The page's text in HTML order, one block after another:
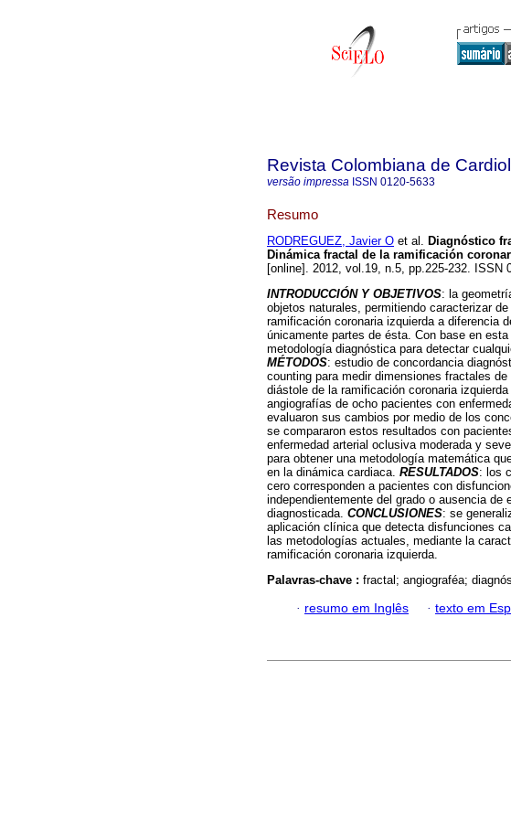
Revista Colombiana de
versão impressa ISSN 0120-5633
Resumo
RODREGUEZ, Javier O et al. Diagnóstico
Dinámica fractal de la ramificación
[online]. 2012, vol.19, n.5, pp.225-232. ISSN
INTRODUCCIÓN Y OBJETIVOS: la
objetos naturales, permitiendo caracterizar
ramificación coronaria izquierda a diferencia
únicamente partes de ésta. Con base en
metodología diagnóstica para detectar
MÉTODOS: estudio de concordancia
counting para medir dimensiones fractales
diástole de la ramificación coronaria
angiografías de ocho pacientes con
evaluaron sus cambios por medio de los
se compararon estos resultados con
enfermedad arterial oclusiva moderada y
para obtener una metodología matemática
en la dinámica cardiaca. RESULTADOS: los
cero corresponden a pacientes con
independientemente del grado o ausencia de
diagnosticada. CONCLUSIONES: se
aplicación clínica que detecta disfunciones
las metodologías actuales, mediante la
ramificación coronaria izquierda.
Palavras-chave : fractal; angiograféa;
· resumo em Inglês · texto em